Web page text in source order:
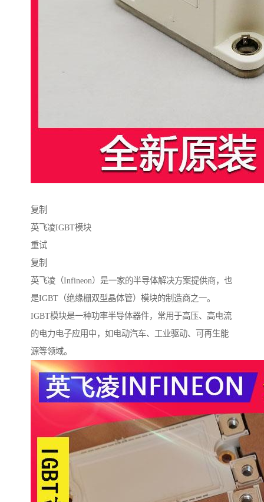
复制
英飞凌IGBT模块
重试
复制
英飞凌（Infineon）是一家的半导体解决方案提供商，也
是IGBT（绝缘栅双型晶体管）模块的制造商之一。
IGBT模块是一种功率半导体器件，常用于高压、高电流
的电力电子应用中，如电动汽车、工业驱动、可再生能
源等领域。